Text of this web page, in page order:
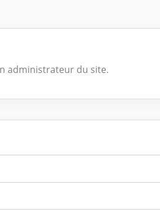
administrateur du site.